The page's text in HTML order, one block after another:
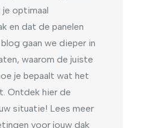
optimaal
en dat de panelen
gaan we dieper in
waarom de juiste
je bepaalt wat het
Ontdek hier de
situatie! Lees meer
voor jouw dak